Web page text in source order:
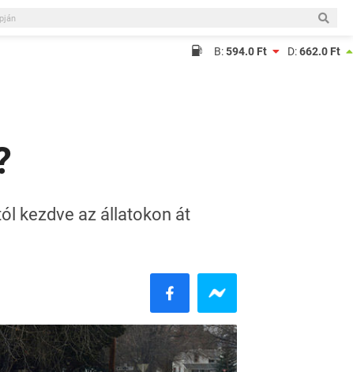
B:594.0 Ft D:662.0 Ft
kezdve az állatokon át